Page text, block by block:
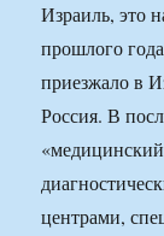
Израиль, это
прошлого
приезжало в
Россия. В
центрами,